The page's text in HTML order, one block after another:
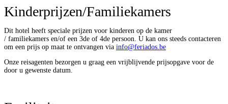
Dit hotel heeft speciale prijzen voor kinderen op de kamer
/ familiekamers en/of een 3de of 4de persoon. U kan ons steeds contacteren
om een prijs op maat te ontvangen via info@feriados.be
Onze reisagenten bezorgen u graag een vrijblijvende prijsopgave voor de
door u gewenste datum.